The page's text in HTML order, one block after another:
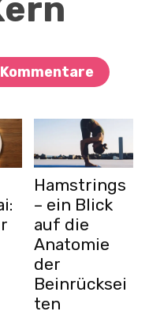
Hamstrings
– ein Blick
auf die
Anatomie
der
Beinrücksei
ten